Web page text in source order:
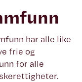
har alle like
frie og
for alle